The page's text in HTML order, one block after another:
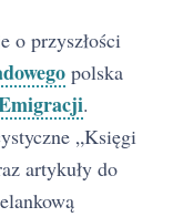
o przyszłości
polska
.
„Księgi
artykuły do